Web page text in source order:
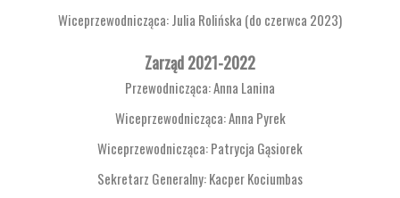
Wiceprzewodnicząca: Julia Rolińska (do czerwca 2023)
Zarząd 2021-2022
Przewodnicząca: Anna Lanina
Wiceprzewodnicząca: Anna Pyrek
Wiceprzewodnicząca: Patrycja Gąsiorek
Sekretarz Generalny: Kacper Kociumbas